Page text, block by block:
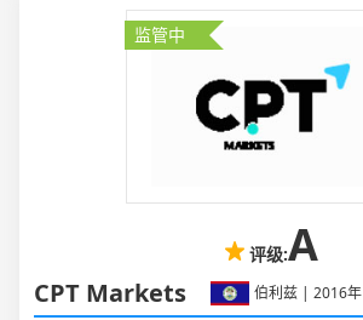
监管中
评级:A
CPT Markets 伯利兹 | 2016年